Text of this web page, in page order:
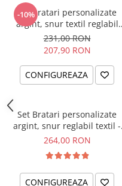
-10%
Set bratari personalizate
argint, snur textil reglabil
Little Brothers
231,00 RON
207,90 RON
CONFIGUREAZA
Set Bratari personalizate
argint, snur reglabil textil -
Sisters Love
264,00 RON
CONFIGUREAZA